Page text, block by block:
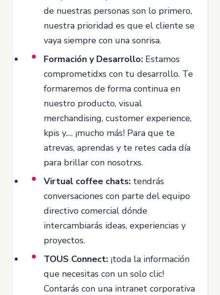
de nuestras personas son lo primero,
nuestra prioridad es que el cliente se
vaya siempre con una sonrisa.
Formación y Desarrollo: Estamos
comprometidxs con tu desarrollo. Te
formaremos de forma continua en
nuestro producto, visual
merchandising, customer experience,
kpis y.… ¡mucho más! Para que te
atrevas, aprendas y te retes cada día
para brillar con nosotrxs.
Virtual coffee chats: tendrás
conversaciones con parte del equipo
directivo comercial dónde
intercambiarás ideas, experiencias y
proyectos.
TOUS Connect: ¡toda la información
que necesitas con un solo clic!
Contarás con una intranet corporativa